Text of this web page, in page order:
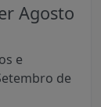
Agosto
e
de